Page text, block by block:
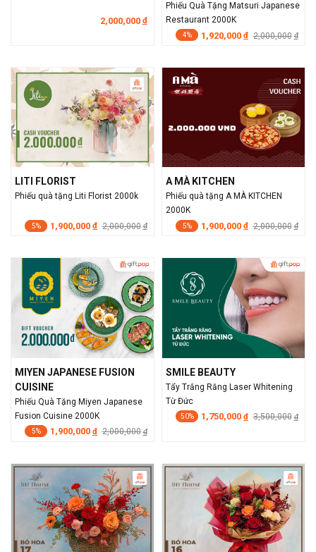
2,000,000 đ
Phiếu Quà Tặng Matsuri Japanese
Restaurant 2000K
4% 1,920,000 đ 2,000,000 đ
LITI FLORIST
Phiếu quà tặng Liti Florist 2000k
5% 1,900,000 đ 2,000,000 đ
A MÀ KITCHEN
Phiếu quà tặng A MÀ KITCHEN
2000K
5% 1,900,000 đ 2,000,000 đ
MIYEN JAPANESE FUSION
CUISINE
Phiếu Quà Tặng Miyen Japanese
Fusion Cuisine 2000K
5% 1,900,000 đ 2,000,000 đ
SMILE BEAUTY
Tẩy Trắng Răng Laser Whitening
Từ Đức
50% 1,750,000 đ 3,500,000 đ